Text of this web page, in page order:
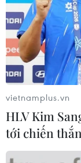
#Vật liệu xây
#Vinhomes
#Công nghệ
Theo dõi
vietnamplus.vn
HLV Kim
tới chiến